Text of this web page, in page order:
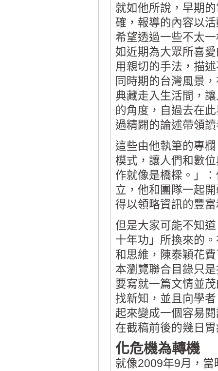
就如他所說，早期
確，報導的內容以
希望透過一些不太
如近期為大眾所喜
用親切的手法，描
同時期的台灣風景
典藏走入生活間，
的角度，自過去在
過精闢的論述帶領
這些由他執筆的專
模式，讓人們和數
作就像是橋樑。」
立，他和團隊一起
得以領略資訊的豐
但是大家可能不知
十年功」所換來的
和思維，陳泰穎花
本瀏覽聯合目錄只
要寫就一篇文情並
找新知，並且向學
起來變成一個容易
在截稿前後的幾日
化危機為轉機
就像2009年9月，